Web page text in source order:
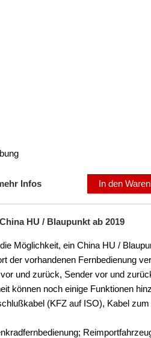
Infos In den
HU / Blaupunkt ab 2019
Möglichkeit, ein China HU /
der vorhandenen Fernbedienung
und zurück, Sender vor und
können noch einige Funktionen
(KFZ auf ISO), Kabel